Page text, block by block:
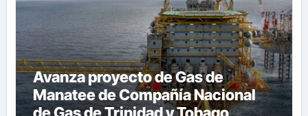
Avanza proyecto de Gas de
Manatee de Compañía Nacional